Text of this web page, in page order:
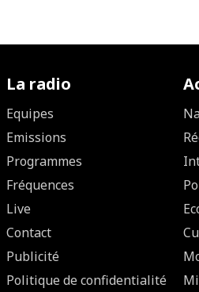
La radio
Equipes
Emissions
Programmes
Fréquences
Live
Contact
Publicité
Politique de confidentialité